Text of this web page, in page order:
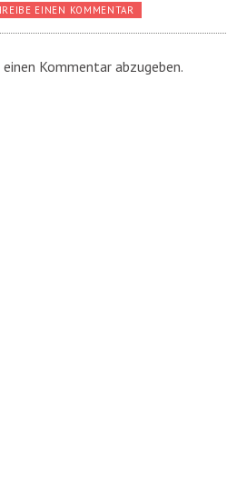
EINEN KOMMENTAR
einen Kommentar abzugeben.